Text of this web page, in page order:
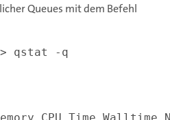
Queues mit dem Befehl
qstat -q